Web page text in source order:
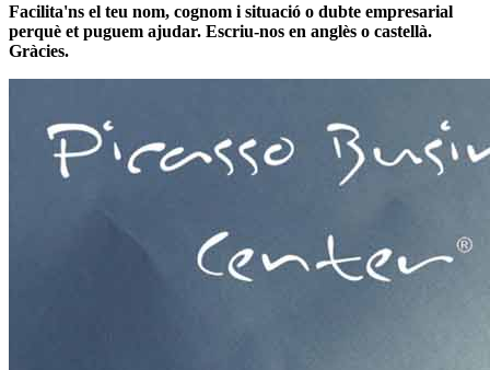
Facilita'ns el teu nom, cognom i situació o dubte empresarial
perquè et puguem ajudar. Escriu-nos en anglès o castellà.
Gràcies.